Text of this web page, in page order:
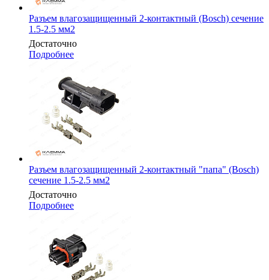
Разъем влагозащищенный 2-контактный (Bosch) сечение
1.5-2.5 мм2
Достаточно
Подробнее
Разъем влагозащищенный 2-контактный "папа" (Bosch)
сечение 1.5-2.5 мм2
Достаточно
Подробнее